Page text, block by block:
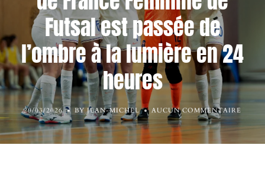
Futsal est passée de
l’ombre à la lumière en 24
heures
20/03/2026 BY JEAN-MICHEL AUCUN COMMENTAIRE